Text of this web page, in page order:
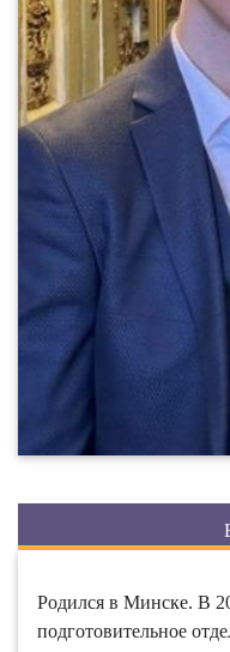
Родился в Минске. В
подготовительное